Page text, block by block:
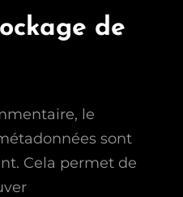
de
le
sont
Cela permet de